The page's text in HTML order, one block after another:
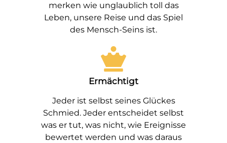
merken wie unglaublich toll das
Leben, unsere Reise und das Spiel
des Mensch-Seins ist.
Ermächtigt
Jeder ist selbst seines Glückes
Schmied. Jeder entscheidet selbst
was er tut, was nicht, wie Ereignisse
bewertet werden und was daraus